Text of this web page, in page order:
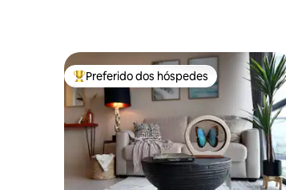
Entre os melhores preferidos dos
Preferido dos hóspedes